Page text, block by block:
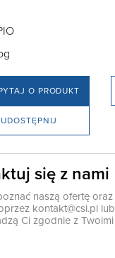
O PRODUKT
UDOSTĘPNIJ
się z nami
naszą ofertę
kontakt@csi.pl
Ci zgodnie z